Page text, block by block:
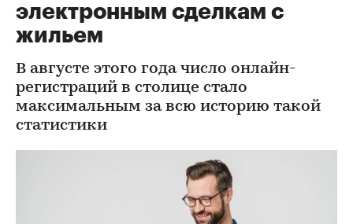
электронным сделкам с
жильем
В августе этого года число онлайн-
регистраций в столице стало
максимальным за всю историю такой
статистики